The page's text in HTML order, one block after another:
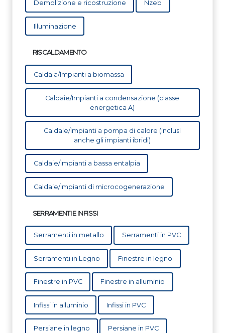
Demolizione e ricostruzione Nzeb
Illuminazione
RISCALDAMENTO
Caldaia/Impianti a biomassa
Caldaie/Impianti a condensazione (classe
energetica A)
Caldaie/Impianti a pompa di calore (inclusi
anche gli impianti ibridi)
Caldaie/Impianti a bassa entalpia
Caldaie/Impianti di microcogenerazione
SERRAMENTI E INFISSI
Serramenti in metallo Serramenti in PVC
Serramenti in Legno Finestre in legno
Finestre in PVC Finestre in alluminio
Infissi in alluminio Infissi in PVC
Persiane in legno Persiane in PVC